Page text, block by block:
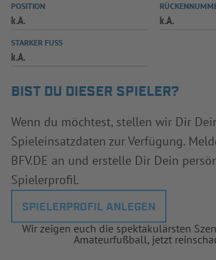
POSITION
k.A. k.A.
STARKER FUSS
k.A.
BIST DU DIESER SPIELER?
Wenn du möchtest, stellen wir Dir
Spieleinsatzdaten zur Verfügung.
BFV.DE an und erstelle Dir Dein
Spielerprofil.
SPIELERPROFIL ANLEGEN
Wir zeigen euch die spektakulärsten
Amateurfußball, jetzt